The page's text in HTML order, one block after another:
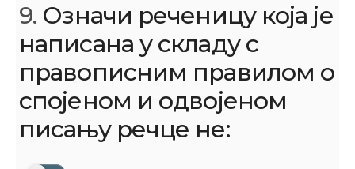
9. Означи реченицу која је
написана у складу с
правописним правилом о
спојеном и одвојеном
писању речце не: